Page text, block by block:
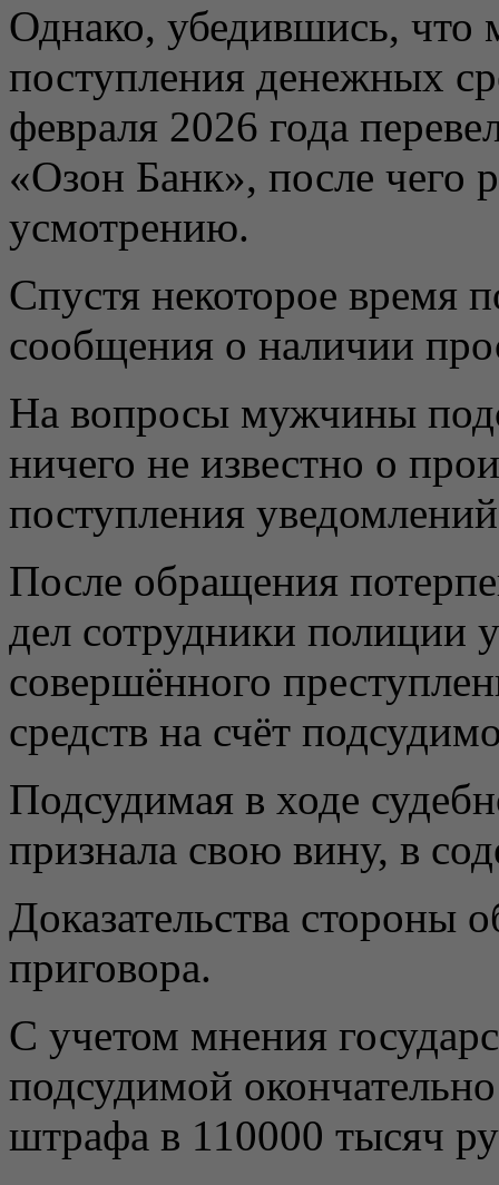
Однако, убедившись, что
поступления денежных
февраля 2026 года
«Озон Банк», после чего
усмотрению.
Спустя некоторое время
сообщения о наличии
На вопросы мужчины
ничего не известно о
поступления
После обращения
дел сотрудники полиции
совершённого
средств на счёт
Подсудимая в ходе
признала свою вину, в
Доказательства стороны
приговора.
С учетом мнения
подсудимой
штрафа в 110000 тысяч